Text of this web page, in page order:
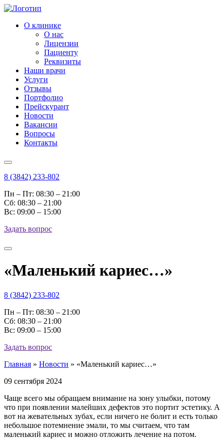
О клинике
О нас
Лицензии
Пациенту
Реквизиты
Наши врачи
Услуги
Отзывы
Портфолио
Прейскурант
Новости
Вакансии
Вопросы
Контакты
8 (3842) 233-802
Пн – Пт: 08:30 – 21:00
Cб: 08:30 – 21:00
Вс: 09:00 – 15:00
Задать вопрос
«Маленький кариес…»
8 (3842) 233-802
Пн – Пт: 08:30 – 21:00
Cб: 08:30 – 21:00
Вс: 09:00 – 15:00
Задать вопрос
Главная » Новости » «Маленький кариес…»
09 сентября 2024
Чаще всего мы обращаем внимание на зону улыбки, потому
что при появлении малейших дефектов это портит эстетику. А
вот на жевательных зубах, если ничего не болит и есть только
небольшое потемнение эмали, то мы считаем, что там
маленький кариес и можно отложить лечение на потом.